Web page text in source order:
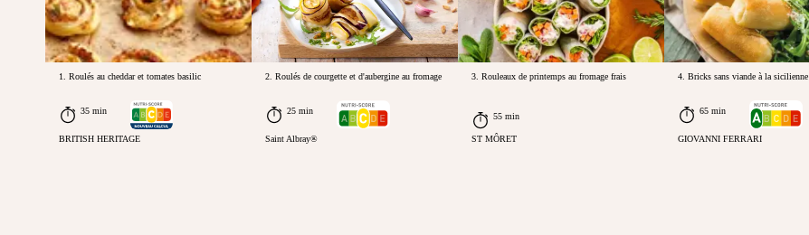
1. Roulés au cheddar et tomates basilic
35 min
BRITISH HERITAGE
2. Roulés de courgette et d'aubergine au fromage
25 min
Saint Albray®
3. Rouleaux de printemps au fromage frais
55 min
ST MÔRET
4. Bricks sans viande à la sicilienne
65 min
GIOVANNI FERRARI